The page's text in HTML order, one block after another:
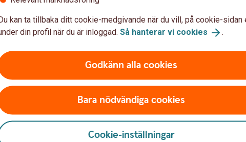
privata uppgifter via e-post
Kundcenter
kan ta tillbaka ditt cookie-medgivande när du vill, på cookie-sidan
din profil när du är inloggad. Så hanterar vi cookies .
Godkänn alla cookies
Bara nödvändiga cookies
Cookie-inställningar